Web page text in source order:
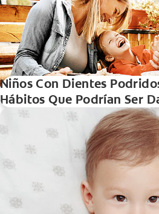
Niños Con Dientes
Hábitos Que Podrían Ser